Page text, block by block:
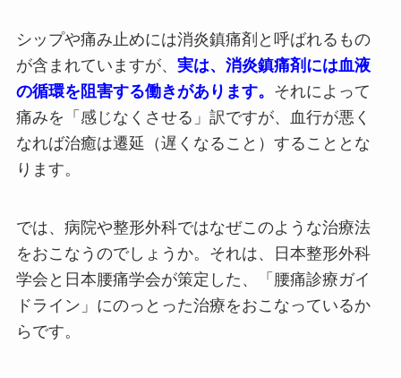
シップや痛み止めには消炎鎮痛剤と呼ばれるもの
が含まれていますが、 実は、消炎鎮痛剤には血液
の循環を阻害する働きがあります。 それによって
痛みを「感じなくさせる」訳ですが、血行が悪く
なれば治癒は遷延（遅くなること）することとな
ります。
では、病院や整形外科ではなぜこのような治療法
をおこなうのでしょうか。それは、日本整形外科
学会と日本腰痛学会が策定した、「腰痛診療ガイ
ドライン」にのっとった治療をおこなっているか
らです。